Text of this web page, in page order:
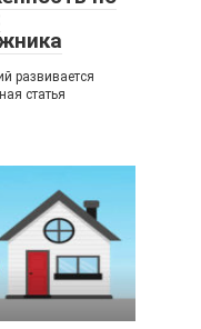
развивается
статья